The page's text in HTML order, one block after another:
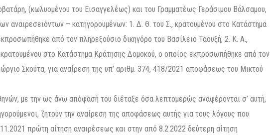
(κωλυομένου του Εισαγγελέως) και του Γραμματέως Γεράσιμου Βάλσαμου,
αναιρεσειόντων – κατηγορουμένων: 1. Δ. Θ. του Σ., κρατουμένου στο Κατάστημα
από τον πληρεξούσιο δικηγόρο του Βασίλειο Ταουξή, 2. Κ. Α.,
στο Κατάστημα Κράτησης Δομοκού, ο οποίος εκπροσωπήθηκε από τον
Σκούτα, για αναίρεση της υπ’ αριθμ. 374, 418/2021 αποφάσεως του Μικτού
με την ως άνω απόφασή του διέταξε όσα λεπτομερώς αναφέρονται σ’ αυτή,
ζητούν την αναίρεση της αποφάσεως αυτής για τους λόγους που
πρώτη αίτηση αναιρέσεως και στην από 8.2.2022 δεύτερη αίτηση